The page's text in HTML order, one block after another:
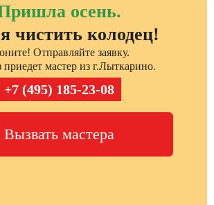
осень.
чистить колодец!
Отправляйте заявку.
приедет мастер из г.Лыткарино.
+7 (495) 185-23-08
Вызвать мастера